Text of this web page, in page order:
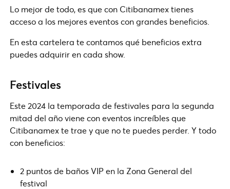
Lo mejor de todo, es que con Citibanamex tienes
acceso a los mejores eventos con grandes beneficios.
En esta cartelera te contamos qué beneficios extra
puedes adquirir en cada show.
Festivales
Este 2024 la temporada de festivales para la segunda
mitad del año viene con eventos increíbles que
Citibanamex te trae y que no te puedes perder. Y todo
con beneficios:
2 puntos de baños VIP en la Zona General del
festival